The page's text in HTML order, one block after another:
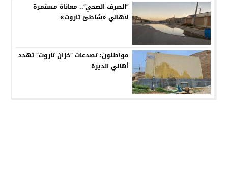
”الصرف الصحي“.. معاناة مستمرة
لأهالي «شاطئ تاروت»
مواطنون: تصدعات ”خزان تاروت“ تهدد
أهالي الديرة